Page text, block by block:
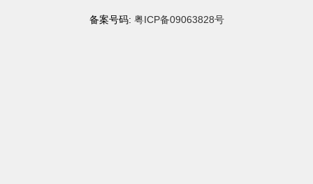
备案号码: 粤ICP备09063828号